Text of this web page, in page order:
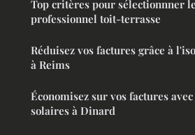
Top critères pour sélectionnner
professionnel toit-terrasse
Réduisez vos factures grâce à
à Reims
Économisez sur vos factures
solaires à Dinard